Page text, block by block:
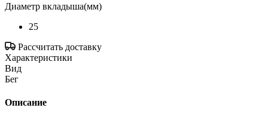
Диаметр вкладыша(мм)
25
Рассчитать доставку
Характеристики
Вид
Бег
Описание